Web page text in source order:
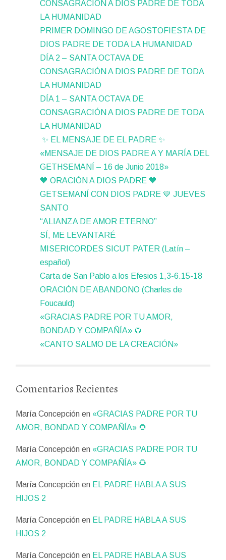
CONSAGRACIÓN A DIOS PADRE DE TODA
LA HUMANIDAD
PRIMER DOMINGO DE AGOSTOFIESTA DE
DIOS PADRE DE TODA LA HUMANIDAD
DÍA 2 – SANTA OCTAVA DE
CONSAGRACIÓN A DIOS PADRE DE TODA
LA HUMANIDAD
DÍA 1 – SANTA OCTAVA DE
CONSAGRACIÓN A DIOS PADRE DE TODA
LA HUMANIDAD
✨ EL MENSAJE DE EL PADRE ✨
«MENSAJE DE DIOS PADRE A Y MARÍA DEL
GETHSEMANÍ – 16 de Junio 2018»
💙 ORACIÓN A DIOS PADRE 💙
GETSEMANÍ CON DIOS PADRE 💙 JUEVES
SANTO
“ALIANZA DE AMOR ETERNO”
SÍ, ME LEVANTARÉ
MISERICORDES SICUT PATER (Latín –
español)
Carta de San Pablo a los Efesios 1,3-6.15-18
ORACIÓN DE ABANDONO (Charles de
Foucauld)
«GRACIAS PADRE POR TU AMOR,
BONDAD Y COMPAÑÍA» 🌻
«CANTO SALMO DE LA CREACIÓN»
Comentarios Recientes
María Concepción en «GRACIAS PADRE POR TU
AMOR, BONDAD Y COMPAÑÍA» 🌻
María Concepción en «GRACIAS PADRE POR TU
AMOR, BONDAD Y COMPAÑÍA» 🌻
María Concepción en EL PADRE HABLA A SUS
HIJOS 2
María Concepción en EL PADRE HABLA A SUS
HIJOS 2
María Concepción en EL PADRE HABLA A SUS